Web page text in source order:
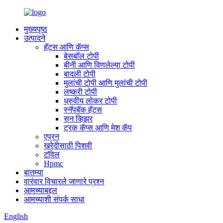
मुख्यपृष्ठ
उत्पादने
हॅट्स आणि कॅप्स
बेसबॉल टोपी
बीनी आणि विणलेल्या टोपी
बादली टोपी
मुलांची टोपी आणि मुलांची टोपी
लष्करी टोपी
ध्रुवीय लोकर टोपी
स्नॅपबॅक हॅट्स
सन व्हिझर
ट्रक कॅप्स आणि मेश कॅप
एप्रन
खरेदीसाठी पिशवी
टॉवेल
Hpmc
बातम्या
वारंवार विचारले जाणारे प्रश्न
आमच्याबद्दल
आमच्याशी संपर्क साधा
English